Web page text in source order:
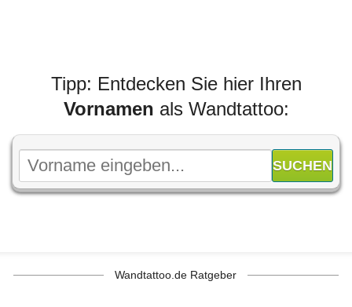
Tipp: Entdecken Sie hier Ihren
Vornamen als Wandtattoo:
Wandtattoo.de Ratgeber